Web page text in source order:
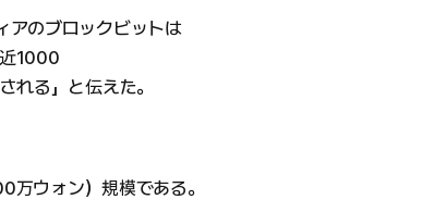
アのブロックビットは
近1000
れる」と伝えた。
ウォン）規模である。